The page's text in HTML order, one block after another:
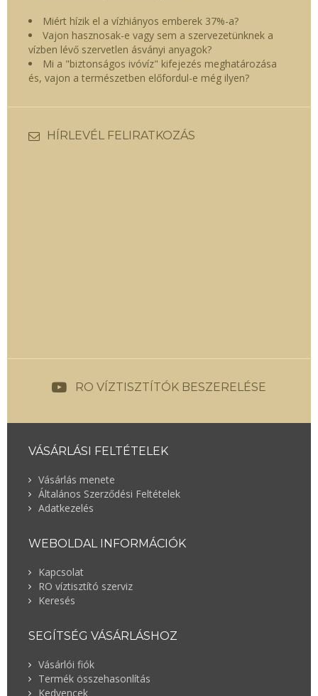
Miért hízik el a vízhiányos emberek 37%-a?
Vajon hasznosak-e vagy sem a szervezetünknek a
vízben lévő szervetlen ásványi anyagok?
Mi a "biztonságos ivóvíz" kifejezés meghatározása
és, vajon a természetben előfordul-e még ilyen?
HÍRLEVÉL FELIRATKOZÁS
RO VÍZTISZTÍTÓK BESZERELÉSE
VÁSÁRLÁSI FELTÉTELEK
Vásárlás menete
Általános Szerződési Feltételek
Adatkezelés
WEBOLDAL INFORMÁCIÓK
Kapcsolat
RO víztisztító szerviz
Keresés
SEGÍTSÉG VÁSÁRLÁSHOZ
Vásárlói fiók
Termék összehasonlítás
Kedvencek